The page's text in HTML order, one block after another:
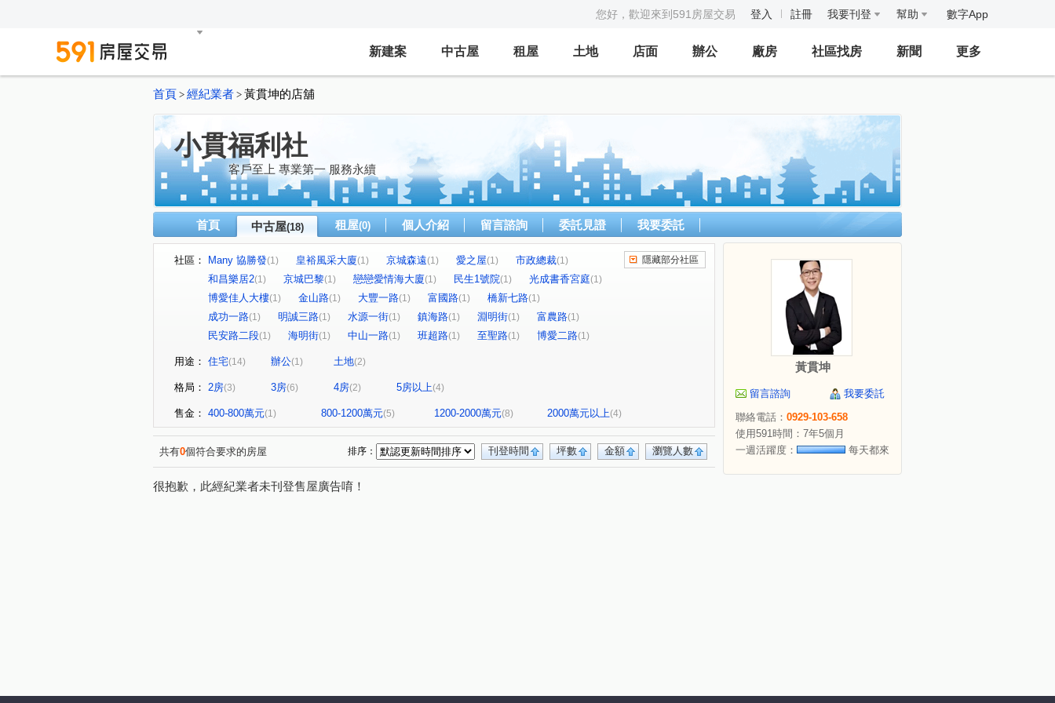
您好，歡迎來到591房屋交易 登入 註冊 我要刊登 幫助 數字App
新建案 中古屋 租屋 土地 店面 辦公 廠房 社區找房 新聞 更多
首頁 > 經紀業者 > 黃貫坤的店舖
小貫福利社
客戶至上 專業第一 服務永續
首頁 中古屋(18) 租屋(0) 個人介紹 留言諮詢 委託見證 我要委託
社區： Many 協勝發(1) 皇裕風采大廈(1) 京城森遠(1) 愛之屋(1) 市政總裁(1)
和昌樂居2(1) 京城巴黎(1) 戀戀愛情海大廈(1) 民生1號院(1) 光成書香宮庭(1)
博愛佳人大樓(1) 金山路(1) 大豐一路(1) 富國路(1) 橋新七路(1)
成功一路(1) 明誠三路(1) 水源一街(1) 鎮海路(1) 淵明街(1) 富農路(1)
民安路二段(1) 海明街(1) 中山一路(1) 班超路(1) 至聖路(1) 博愛二路(1)
隱藏部分社區
用途： 住宅(14) 辦公(1) 土地(2)
格局： 2房(3) 3房(6) 4房(2) 5房以上(4)
售金： 400-800萬元(1) 800-1200萬元(5) 1200-2000萬元(8) 2000萬元以上(4)
共有0個符合要求的房屋 瀏覽人數
金額
坪數
刊登時間
排序：
很抱歉，此經紀業者未刊登售屋廣告唷！
黃貫坤
留言諮詢
我要委託
聯絡電話： 0929-103-658
使用591時間：7年5個月
一週活躍度：
每天都來